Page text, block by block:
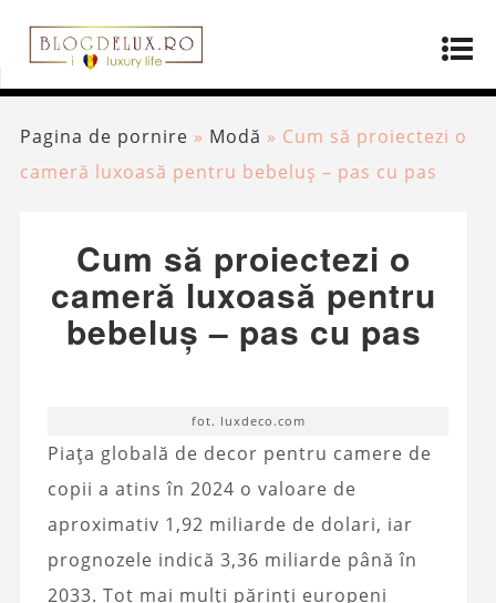
Pagina de pornire » Modă » Cum să proiectezi o
cameră luxoasă pentru bebeluș – pas cu pas
Cum să proiectezi o
cameră luxoasă pentru
bebeluș – pas cu pas
fot. luxdeco.com
Piața globală de decor pentru camere de
copii a atins în 2024 o valoare de
aproximativ 1,92 miliarde de dolari, iar
prognozele indică 3,36 miliarde până în
2033. Tot mai mulți părinți europeni